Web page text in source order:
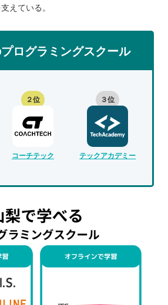
えている。
ログラミングスクール
２位
コーチテック
３位
テックアカデミー